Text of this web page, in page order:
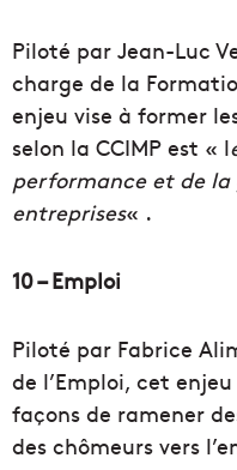
Piloté par Jean-Luc
charge de la
enjeu vise à former
selon la CCIMP est « l
performance et de la
entreprises« .
10 – Emploi
Piloté par Fabrice
de l’Emploi, cet
façons de ramener
des chômeurs vers